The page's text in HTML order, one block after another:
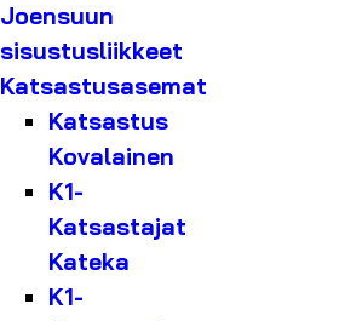
Joensuun
sisustusliikkeet
Katsastusasemat
Katsastus
Kovalainen
K1-
Katsastajat
Kateka
K1-